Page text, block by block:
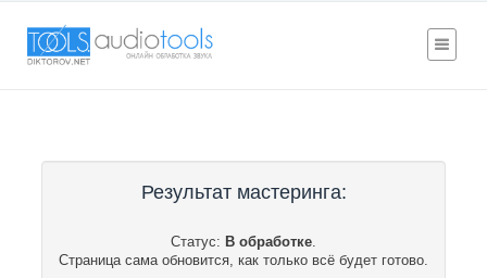
Результат мастеринга:
Статус: В обработке.
Страница сама обновится, как только всё будет готово.